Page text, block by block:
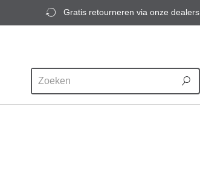
Gratis retourneren via onze dealers